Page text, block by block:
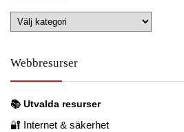
Utforska
ämnen
Webbresurser
📚 Utvalda resurser
🔐 Internet & säkerhet